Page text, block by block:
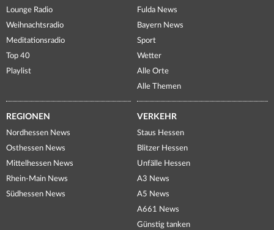
Lounge Radio
Weihnachtsradio
Meditationsradio
Top 40
Playlist
Fulda News
Bayern News
Sport
Wetter
Alle Orte
Alle Themen
REGIONEN
Nordhessen News
Osthessen News
Mittelhessen News
Rhein-Main News
Südhessen News
VERKEHR
Staus Hessen
Blitzer Hessen
Unfälle Hessen
A3 News
A5 News
A661 News
Günstig tanken